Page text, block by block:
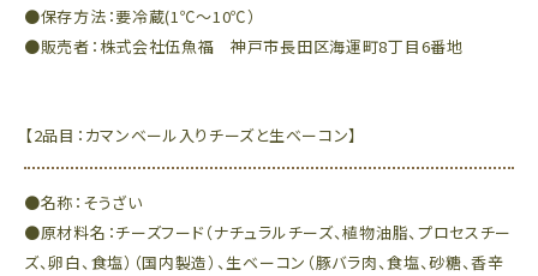
●保存方法：要冷蔵(1℃～10℃）
●販売者：株式会社伍魚福 神戸市長田区海運町8丁目6番地
【2品目：カマンベール入りチーズと生ベーコン】
●名称：そうざい
●原材料名：チーズフード（ナチュラルチーズ、植物油脂、プロセスチー
ズ、卵白、食塩）（国内製造）、生ベーコン（豚バラ肉、食塩、砂糖、香辛